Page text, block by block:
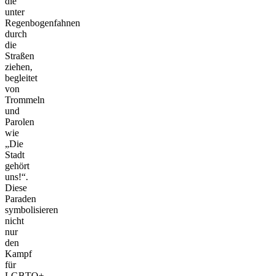
unter
Regenbogenfahnen
durch
die
Straßen
ziehen,
begleitet
von
Trommeln
und
Parolen
wie
„Die
Stadt
gehört
uns!“.
Diese
Paraden
symbolisieren
nicht
nur
den
Kampf
für